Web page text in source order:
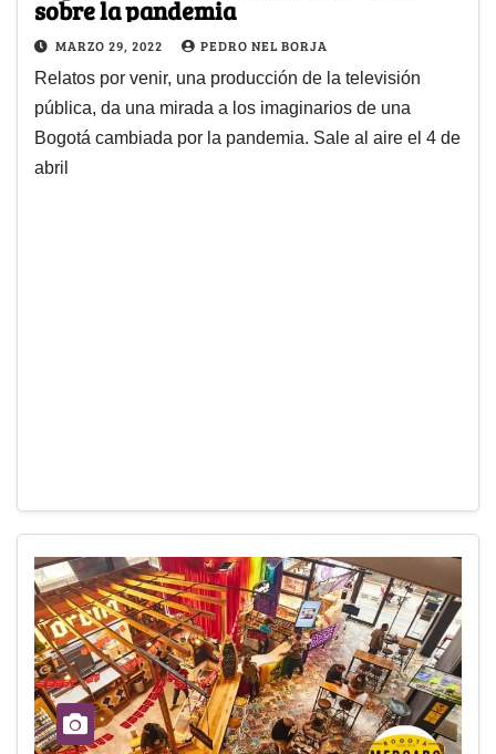
sobre la pandemia
MARZO 29, 2022 PEDRO NEL BORJA
Relatos por venir, una producción de la televisión
pública, da una mirada a los imaginarios de una
Bogotá cambiada por la pandemia. Sale al aire el 4 de
abril